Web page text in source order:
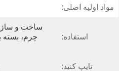
مواد اولیه اصلی:
استفاده:
تایپ کنید: